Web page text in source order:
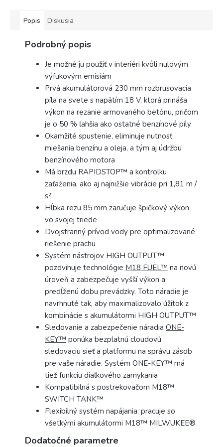
Popis Diskusia
Podrobný popis
Je možné ju použiť v interiéri kvôli nulovým
výfukovým emisiám
Prvá akumulátorová 230 mm rozbrusovacia
píla na svete s napätím 18 V, ktorá prináša
výkon na rezanie armovaného betónu, pričom
je o 50 % ľahšia ako ostatné benzínové píly
Okamžité spustenie, eliminuje nutnosť
miešania benzínu a oleja, a tým aj údržbu
benzínového motora
Má brzdu RAPIDSTOP™ a kontrolku
zaťaženia, ako aj najnižšie vibrácie pri 1,81 m /
s²
Hĺbka rezu 85 mm zaručuje špičkový výkon
vo svojej triede
Dvojstranný prívod vody pre optimalizované
riešenie prachu
Systém nástrojov HIGH OUTPUT™
pozdvihuje technológie M18 FUEL™ na novú
úroveň a zabezpečuje vyšší výkon a
predĺženú dobu prevádzky. Toto náradie je
navrhnuté tak, aby maximalizovalo úžitok z
kombinácie s akumulátormi HIGH OUTPUT™
Sledovanie a zabezpečenie náradia ONE-
KEY™ ponúka bezplatnú cloudovú
sledovaciu sieť a platformu na správu zásob
pre vaše náradie. Systém ONE-KEY™ má
tiež funkciu diaľkového zamykania
Kompatibilná s postrekovačom M18™
SWITCH TANK™
Flexibilný systém napájania: pracuje so
všetkými akumulátormi M18™ MILWUKEE®
Dodatočné parametre